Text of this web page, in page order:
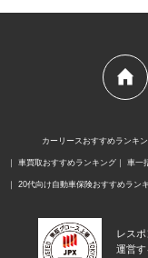
カーリースおすすめランキ
車買取おすすめランキング 車一
20代向け自動車保険おすすめラン
レス
運営す